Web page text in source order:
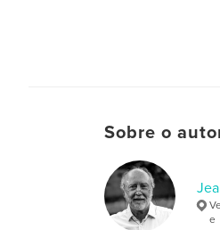
Sobre o
e